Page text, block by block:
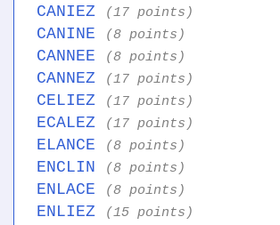
CANIEZ (17 points)
CANINE (8 points)
CANNEE (8 points)
CANNEZ (17 points)
CELIEZ (17 points)
ECALEZ (17 points)
ELANCE (8 points)
ENCLIN (8 points)
ENLACE (8 points)
ENLIEZ (15 points)